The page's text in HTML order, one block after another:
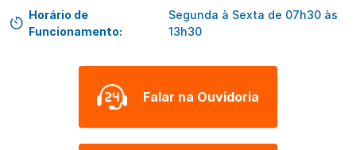
Horário de
Funcionamento:
Segunda à Sexta de 07h30 às
13h30
Falar na Ouvidoria